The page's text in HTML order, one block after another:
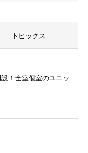
トピックス
！全室個室のユニッ